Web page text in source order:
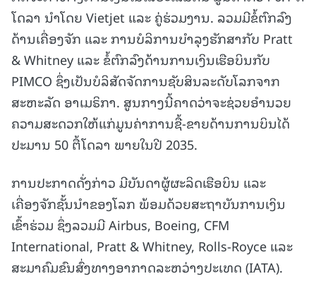
ໂດລາ ນຳໂດຍ Vietjet ແລະ ຄູ່ຮ່ວມງານ. ລວມມີຂໍ້ຕົກລົງ
ດ້ານເຄື່ອງຈັກ ແລະ ການບໍລິການບຳລຸງຮັກສາກັບ Pratt
& Whitney ແລະ ຂໍ້ຕົກລົງດ້ານການເງິນເຮືອບິນກັບ
PIMCO ຊຶ່ງເປັນບໍລິສັດຈັດການຊັບສິນລະດັບໂລກຈາກ
ສະຫະລັດ ອາເມຣິກາ. ສູນກາງນີ້ຄາດວ່າຈະຊ່ວຍອຳນວຍ
ຄວາມສະດວກໃຫ້ແກ່ມູນຄ່າການຊື້-ຂາຍດ້ານການບິນໄດ້
ປະມານ 50 ຕື້ໂດລາ ພາຍໃນປີ 2035.
ການປະກາດດັ່ງກ່າວ ມີບັນດາຜູ້ຜະລິດເຮືອບິນ ແລະ
ເຄື່ອງຈັກຊັ້ນນຳຂອງໂລກ ພ້ອມດ້ວຍສະຖາບັນການເງິນ
ເຂົ້າຮ່ວມ ຊຶ່ງລວມມີ Airbus, Boeing, CFM
International, Pratt & Whitney, Rolls-Royce ແລະ
ສະມາຄົມຂົນສົ່ງທາງອາກາດລະຫວ່າງປະເທດ (IATA).